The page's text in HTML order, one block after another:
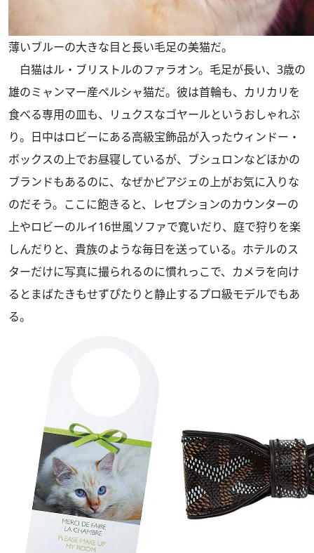
薄いブルーの大きな目と長い毛足の美猫だ。
白猫はル・ブリストルのファラオン。毛足が長い、3歳の
雄のミャンマー産ペルシャ猫だ。彼は首輪も、カリカリを
食べる専用の皿も、リュクスなゴヤールというおしゃれぶ
り。日中はロビーにある高級宝飾品が入ったウィンドー・
ボックスの上でお昼寝しているが、ブシュロンなどほかの
ブランドもあるのに、なぜかピアジェの上がお気に入りな
のだそう。ここに飽きると、レセプションのカウンターの
上やロビーのルイ16世風ソファで寛いだり、庭で狩りを楽
しんだりと、貴族のような毎日を送っている。ホテルのス
ターだけに写真に撮られるのに慣れっこで、カメラを向け
るとまばたきもせずぴたりと静止するプロ級モデルでもあ
る。